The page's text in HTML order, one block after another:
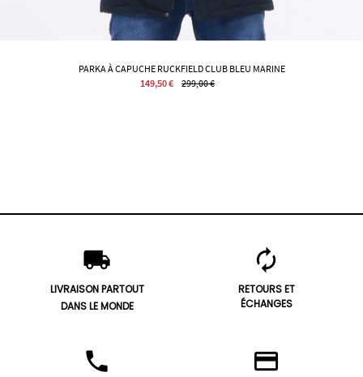
PARKA À CAPUCHE RUCKFIELD CLUB BLEU MARINE
149,50 € 299,00 €
local_shipping
LIVRAISON PARTOUT
DANS LE MONDE
autorenew
RETOURS ET
ÉCHANGES
phone credit_card